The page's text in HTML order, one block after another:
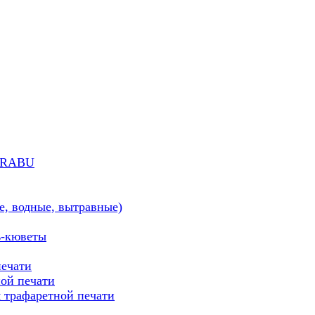
водные, вытравные)
кюветы
печати
печати